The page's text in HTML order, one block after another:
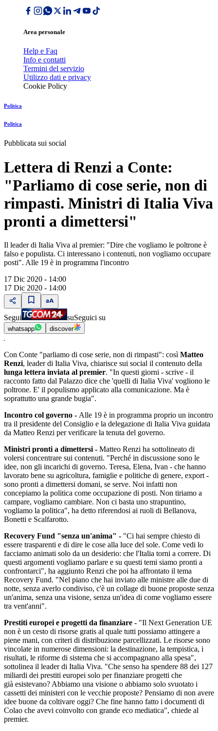
Area personale
Help e Faq
Info e contatti
Termini del servizio
Utilizzo dati e privacy
Cookie Policy
Politica
Politica
Pubblicata sui social
Lettera di Renzi a Conte:
"Parliamo di cose serie, non di
rimpasti. Ministri di Italia Viva
pronti a dimettersi"
Il leader di Italia Viva al premier: "Dire che vogliamo le poltrone è
falso e populista. Ci interessano i contenuti, non vogliamo occupare
posti". Alle 19 è in programma l'incontro
17 Dic 2020 - 14:00
17 Dic 2020 - 14:00
Segui suSeguici su
whatsapp discover
Con Conte "parliamo di cose serie, non di rimpasti": così Matteo
Renzi, leader di Italia Viva, chiarisce sui social il contenuto della
lunga lettera inviata al premier. "In questi giorni - scrive - il
racconto fatto dal Palazzo dice che 'quelli di Italia Viva' vogliono le
poltrone. E' il populismo applicato alla comunicazione. Ma è
soprattutto una grande bugia".
Incontro col governo - Alle 19 è in programma proprio un incontro
tra il presidente del Consiglio e la delegazione di Italia Viva guidata
da Matteo Renzi per verificare la tenuta del governo.
Ministri pronti a dimettersi - Matteo Renzi ha sottolineato di
volersi concentrare sui contenuti. "Perché in discussione sono le
idee, non gli incarichi di governo. Teresa, Elena, Ivan - che hanno
lavorato bene su agricoltura, famiglie e politiche di genere, export -
sono pronti a dimettersi domani, se serve. Noi infatti non
concepiamo la politica come occupazione di posti. Non tiriamo a
campare, vogliamo cambiare. Non ci basta uno strapuntino,
vogliamo la politica", ha detto riferendosi ai ruoli di Bellanova,
Bonetti e Scalfarotto.
Recovery Fund "senza un'anima" - "Ci hai sempre chiesto di
essere trasparenti e di dire le cose alla luce del sole. Come vedi lo
facciamo animati solo da un desiderio: che l'Italia torni a correre. Di
questi argomenti vogliamo parlare e su questi temi siamo pronti a
confrontarci", ha aggiunto Renzi che poi ha affrontato il tema
Recovery Fund. "Nel piano che hai inviato alle ministre alle due di
notte, senza averlo condiviso, c'è un collage di buone proposte senza
un'anima, senza una visione, senza un'idea di come vogliamo essere
tra vent'anni".
Prestiti europei e progetti da finanziare - "Il Next Generation UE
non è un cesto di risorse gratis al quale tutti possiamo attingere a
piene mani, con criteri di distribuzione parcellizzati. Le risorse sono
vincolate in numerose dimensioni: la destinazione, la tempistica, i
risultati, le riforme di sistema che si accompagnano alla spesa",
sottolinea il leader di Italia Viva. "Che senso ha spendere 88 dei 127
miliardi dei prestiti europei solo per finanziare progetti che
già esistevano? Abbiamo una visione o abbiamo solo svuotato i
cassetti dei ministeri con le vecchie proposte? Pensiamo di non avere
idee buone da coltivare oggi? Che fine hanno fatto i documenti di
Colao che avevi coinvolto con grande eco mediatica", chiede al
premier.